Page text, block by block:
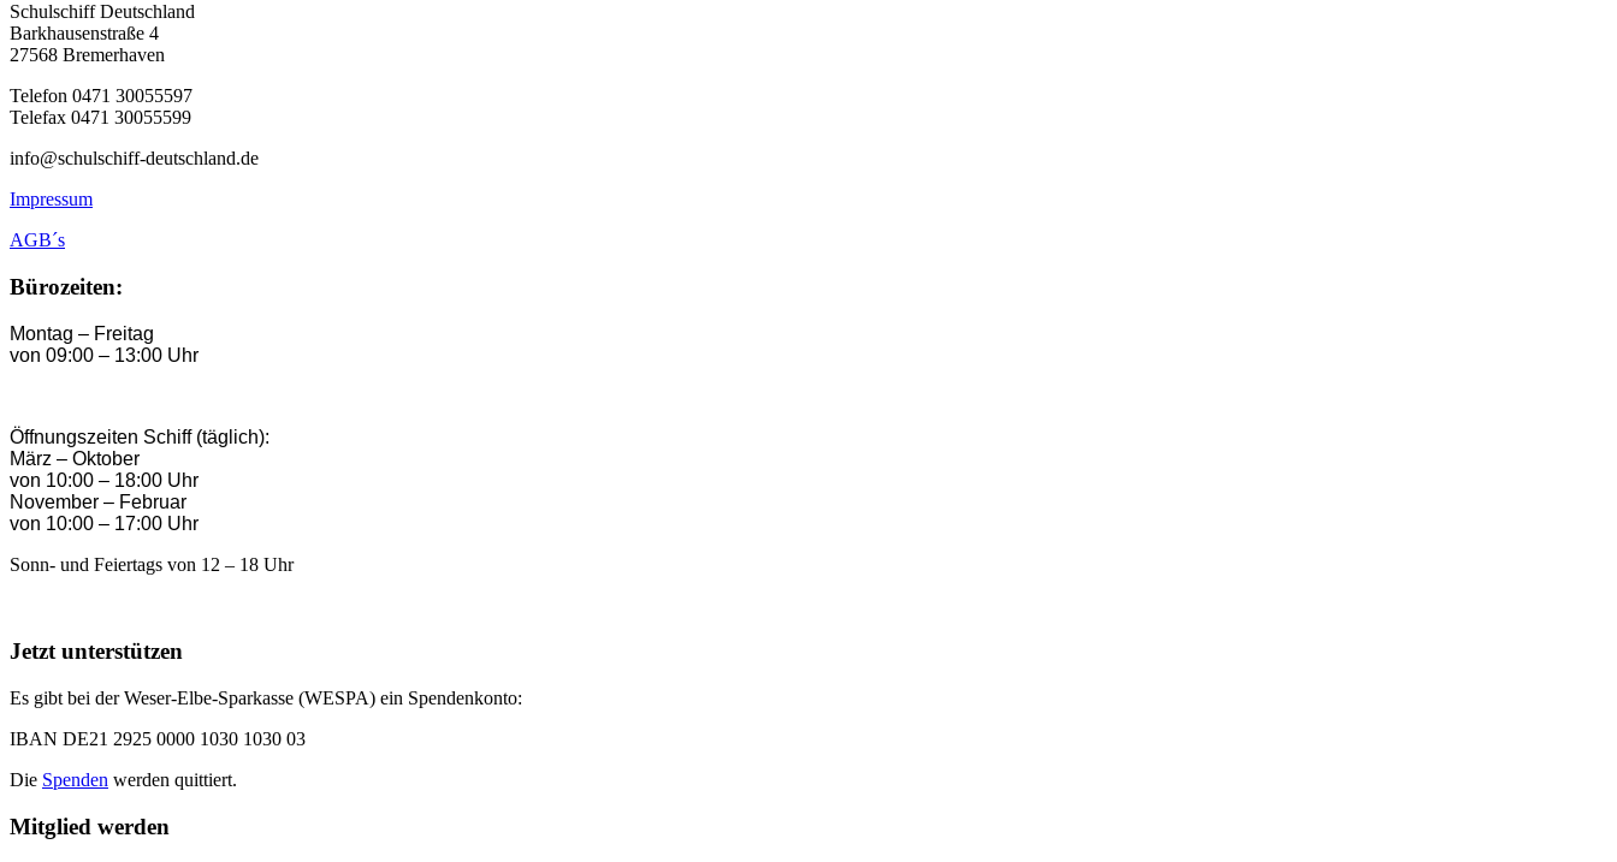
Schulschiff Deutschland
Barkhausenstraße 4
27568 Bremerhaven
Telefon 0471 30055597
Telefax 0471 30055599
info@schulschiff-deutschland.de
Impressum
AGB´s
Bürozeiten:
Montag – Freitag
von 09:00 – 13:00 Uhr
Öffnungszeiten Schiff (täglich):
März – Oktober
von 10:00 – 18:00 Uhr
November – Februar
von 10:00 – 17:00 Uhr
Sonn- und Feiertags von 12 – 18 Uhr
Jetzt unterstützen
Es gibt bei der Weser-Elbe-Sparkasse (WESPA) ein Spendenkonto:
IBAN DE21 2925 0000 1030 1030 03
Die Spenden werden quittiert.
Mitglied werden